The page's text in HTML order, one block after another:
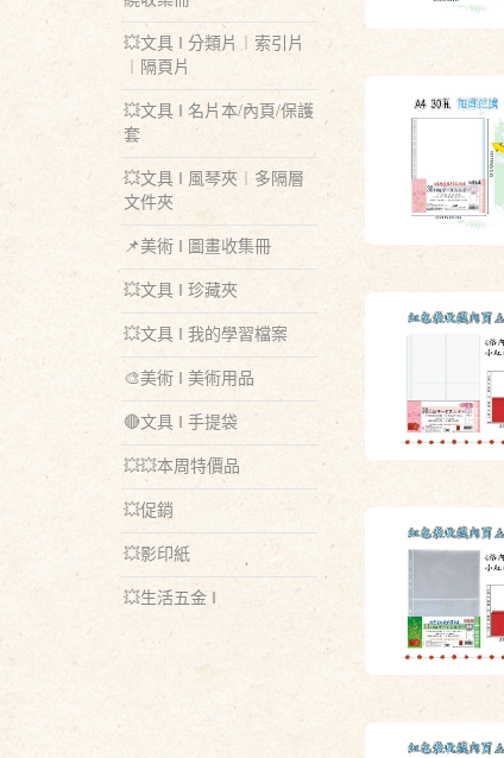
💥文具 ‖ 分類片︱索引片
︱隔頁片
💥文具 ‖ 名片本/內頁/保護
套
💥文具 ‖ 風琴夾︱多隔層
文件夾
📌美術 ‖ 圖畫收集冊
💥文具 ‖ 珍藏夾
💥文具 ‖ 我的學習檔案
🎨美術 ‖ 美術用品
🔴文具 ‖ 手提袋
💥💥本周特價品
💥促銷
💥影印紙
💥生活五金 ‖